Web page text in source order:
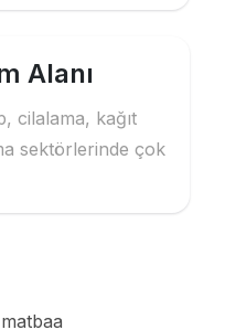
Alanı
cilalama, kağıt
sektörlerinde çok